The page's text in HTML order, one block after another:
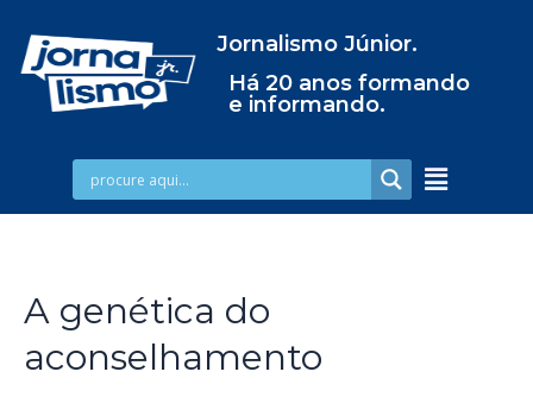
Jornalismo Júnior.
Há 20 anos formando
e informando.
A genética do
aconselhamento